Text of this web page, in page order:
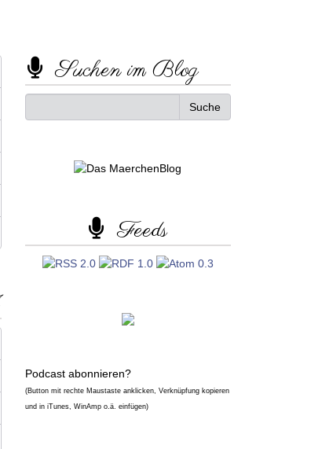
Suchen im Blog
Feeds
Podcast abonnieren?
(Button mit rechte Maustaste anklicken, Verknüpfung kopieren
und in iTunes, WinAmp o.ä. einfügen)